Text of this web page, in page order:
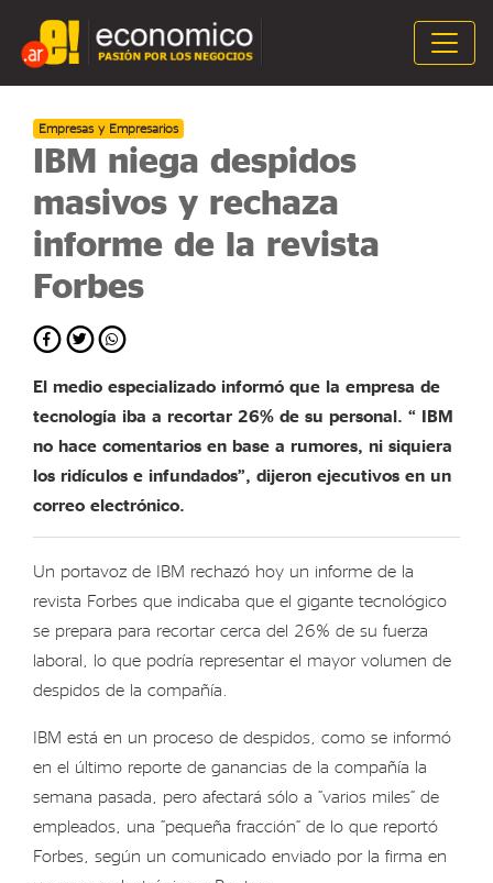
Empresas y Empresarios
IBM niega despidos
masivos y rechaza
informe de la revista
Forbes
El medio especializado informó que la empresa de
tecnología iba a recortar 26% de su personal. “ IBM
no hace comentarios en base a rumores, ni siquiera
los ridículos e infundados”, dijeron ejecutivos en un
correo electrónico.
Un portavoz de IBM rechazó hoy un informe de la
revista Forbes que indicaba que el gigante tecnológico
se prepara para recortar cerca del 26% de su fuerza
laboral, lo que podría representar el mayor volumen de
despidos de la compañía.
IBM está en un proceso de despidos, como se informó
en el último reporte de ganancias de la compañía la
semana pasada, pero afectará sólo a “varios miles” de
empleados, una “pequeña fracción” de lo que reportó
Forbes, según un comunicado enviado por la firma en